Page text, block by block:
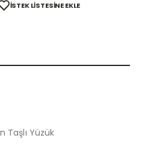
İSTEK LISTESINE EKLE
Taşlı Yüzük